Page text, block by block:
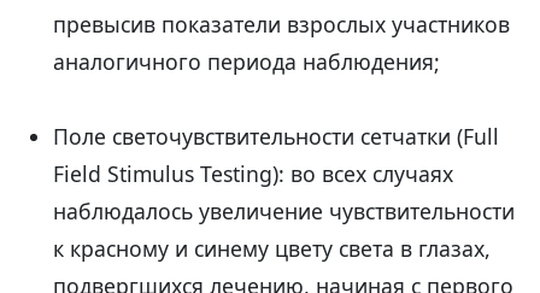
превысив показатели взрослых участников
аналогичного периода наблюдения;
Поле светочувствительности сетчатки (Full
Field Stimulus Testing): во всех случаях
наблюдалось увеличение чувствительности
к красному и синему цвету света в глазах,
подвергшихся лечению, начиная с первого